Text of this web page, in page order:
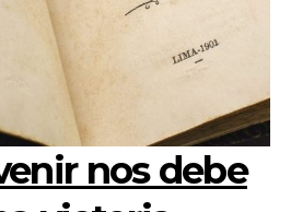
nos debe